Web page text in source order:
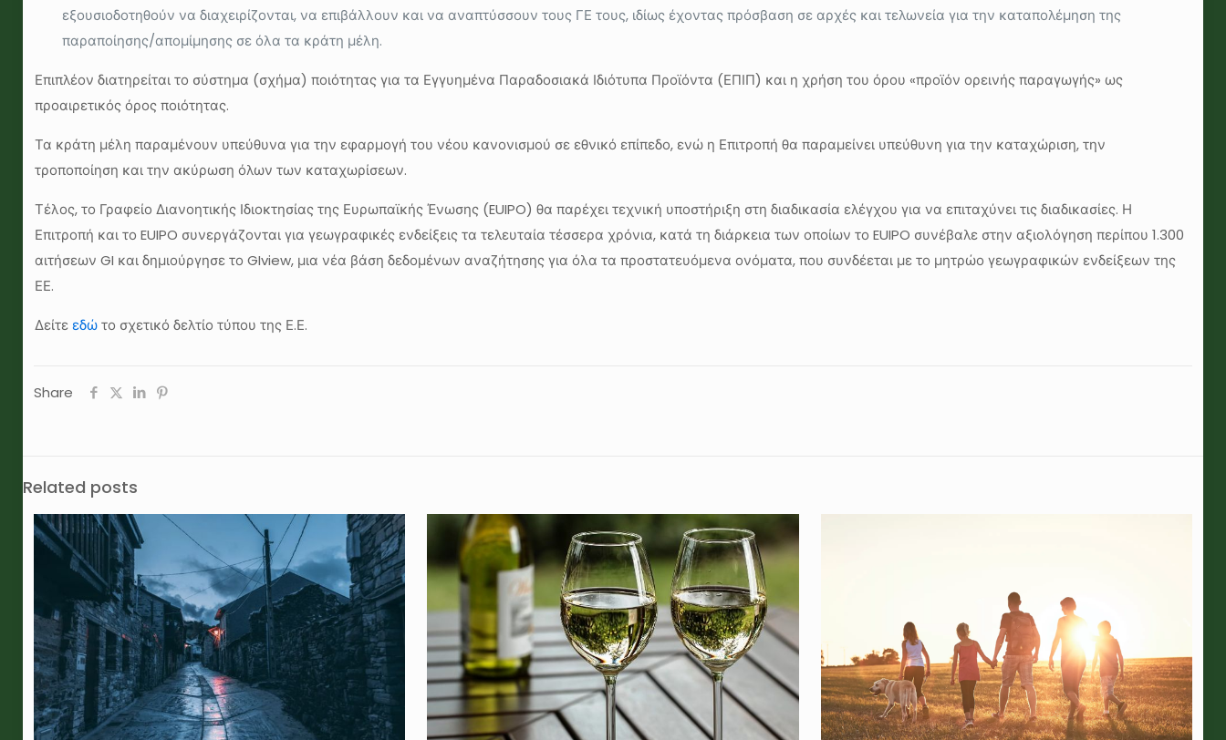
εξουσιοδοτηθούν να διαχειρίζονται, να επιβάλλουν και να αναπτύσσουν τους ΓΕ τους, ιδίως έχοντας πρόσβαση σε αρχές και τελωνεία για την καταπολέμηση της
παραποίησης/απομίμησης σε όλα τα κράτη μέλη.
Επιπλέον διατηρείται το σύστημα (σχήμα) ποιότητας για τα Εγγυημένα Παραδοσιακά Ιδιότυπα Προϊόντα (ΕΠΙΠ) και η χρήση του όρου «προϊόν ορεινής παραγωγής» ως
προαιρετικός όρος ποιότητας.
Τα κράτη μέλη παραμένουν υπεύθυνα για την εφαρμογή του νέου κανονισμού σε εθνικό επίπεδο, ενώ η Επιτροπή θα παραμείνει υπεύθυνη για την καταχώριση, την
τροποποίηση και την ακύρωση όλων των καταχωρίσεων.
Τέλος, το Γραφείο Διανοητικής Ιδιοκτησίας της Ευρωπαϊκής Ένωσης (EUIPO) θα παρέχει τεχνική υποστήριξη στη διαδικασία ελέγχου για να επιταχύνει τις διαδικασίες. Η
Επιτροπή και το EUIPO συνεργάζονται για γεωγραφικές ενδείξεις τα τελευταία τέσσερα χρόνια, κατά τη διάρκεια των οποίων το EUIPO συνέβαλε στην αξιολόγηση περίπου 1.300
αιτήσεων GI και δημιούργησε το GIview, μια νέα βάση δεδομένων αναζήτησης για όλα τα προστατευόμενα ονόματα, που συνδέεται με το μητρώο γεωγραφικών ενδείξεων της
ΕΕ.
Δείτεεδώτο σχετικό δελτίο τύπου της Ε.Ε.
Share
Related posts